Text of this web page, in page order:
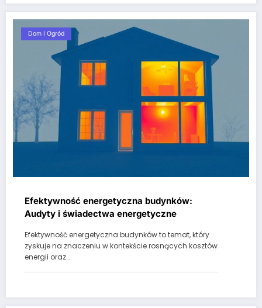
Dom I Ogród
Efektywność energetyczna budynków:
Audyty i świadectwa energetyczne
Efektywność energetyczna budynków to temat, który
zyskuje na znaczeniu w kontekście rosnących kosztów
energii oraz…